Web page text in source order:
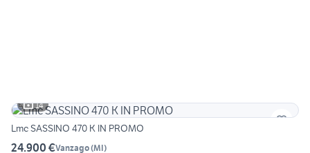
14
Lmc SASSINO 470 K IN PROMO
24.900 €Vanzago(MI)